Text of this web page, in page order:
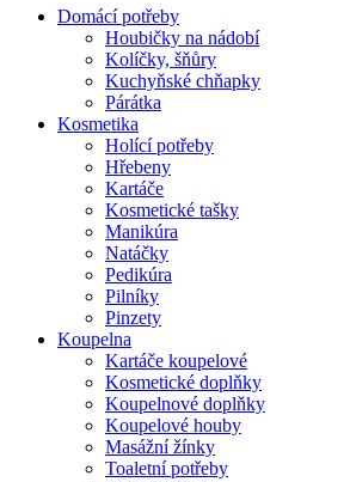
Domácí potřeby
Houbičky na nádobí
Kolíčky, šňůry
Kuchyňské chňapky
Párátka
Kosmetika
Holící potřeby
Hřebeny
Kartáče
Kosmetické tašky
Manikúra
Natáčky
Pedikúra
Pilníky
Pinzety
Koupelna
Kartáče koupelové
Kosmetické doplňky
Koupelnové doplňky
Koupelové houby
Masážní žínky
Toaletní potřeby